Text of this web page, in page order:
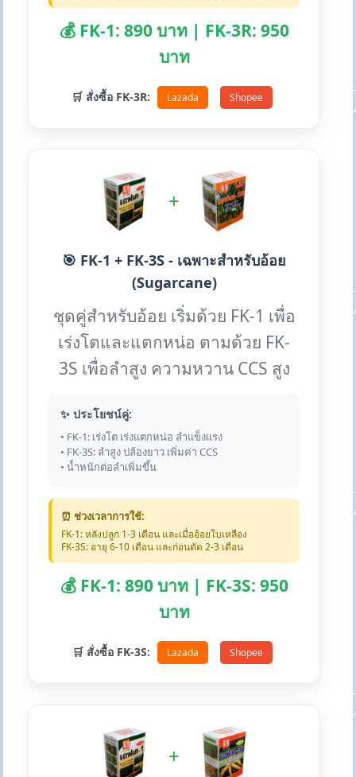
💰 FK-1: 890 บาท | FK-3R: 950
บาท
🛒 สั่งซื้อ FK-3R: Lazada Shopee
+
🎯 FK-1 + FK-3S - เฉพาะสำหรับอ้อย
(Sugarcane)
ชุดคู่สำหรับอ้อย เริ่มด้วย FK-1 เพื่อ
เร่งโตและแตกหน่อ ตามด้วย FK-
3S เพื่อลำสูง ความหวาน CCS สูง
✨ ประโยชน์คู่:
• FK-1: เร่งโต เร่งแตกหน่อ ลำแข็งแรง
• FK-3S: ลำสูง ปล้องยาว เพิ่มค่า CCS
• น้ำหนักต่อลำเพิ่มขึ้น
⏰ ช่วงเวลาการใช้:
FK-1: หลังปลูก 1-3 เดือน และเมื่ออ้อยใบเหลือง
FK-3S: อายุ 6-10 เดือน และก่อนตัด 2-3 เดือน
💰 FK-1: 890 บาท | FK-3S: 950
บาท
🛒 สั่งซื้อ FK-3S: Lazada Shopee
+